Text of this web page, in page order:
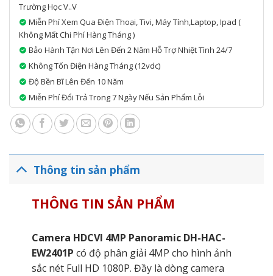
Trường Học V..v
Miễn Phí Xem Qua Điện Thoại, Tivi, Máy Tính,laptop, Ipad (
Không Mất Chi Phí Hàng Tháng )
Bảo Hành Tận Nơi Lên Đến 2 Năm Hỗ Trợ Nhiệt Tình 24/7
Không Tốn Điện Hàng Tháng (12vdc)
Độ Bền Bĩ Lên Đến 10 Năm
Miễn Phí Đổi Trả Trong 7 Ngày Nếu Sản Phẩm Lỗi
Thông tin sản phẩm
THÔNG TIN SẢN PHẨM
Camera HDCVI 4MP Panoramic DH-HAC-
EW2401P có độ phân giải 4MP cho hình ảnh
sắc nét Full HD 1080P. Đầy là dòng camera